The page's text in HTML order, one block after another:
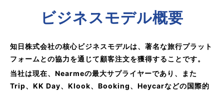
ビジネスモデル概要
知日株式会社の核心ビジネスモデルは、著名な旅行プラット
フォームとの協力を通じて顧客注文を獲得することです。
当社は現在、Nearmeの最大サプライヤーであり、また
Trip、KK Day、Klook、Booking、Heycarなどの国際的